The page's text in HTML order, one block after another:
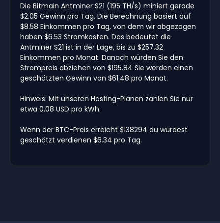
Die Bitmain Antminer S21 (195 TH/s) miniert gerade
$2.05 Gewinn pro Tag. Die Berechnung basiert auf
$8.58 Einkommen pro Tag, von dem wir abgezogen
haben $6.53 Stromkosten. Das bedeutet die
Antminer S21 ist in der Lage, bis zu $257.32
Einkommen pro Monat. Danach würden Sie den
Strompreis abziehen von $195.84 Sie werden einen
geschätzten Gewinn von $61.48 pro Monat.
Hinweis: Mit unseren Hosting-Plänen zahlen Sie nur
etwa 0,08 USD pro kWh.
Wenn der BTC-Preis erreicht $138294 du würdest
geschätzt verdienen $6.34 pro Tag.